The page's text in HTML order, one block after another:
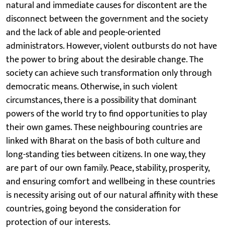
natural and immediate causes for discontent are the
disconnect between the government and the society
and the lack of able and people-oriented
administrators. However, violent outbursts do not have
the power to bring about the desirable change. The
society can achieve such transformation only through
democratic means. Otherwise, in such violent
circumstances, there is a possibility that dominant
powers of the world try to find opportunities to play
their own games. These neighbouring countries are
linked with Bharat on the basis of both culture and
long-standing ties between citizens. In one way, they
are part of our own family. Peace, stability, prosperity,
and ensuring comfort and wellbeing in these countries
is necessity arising out of our natural affinity with these
countries, going beyond the consideration for
protection of our interests.